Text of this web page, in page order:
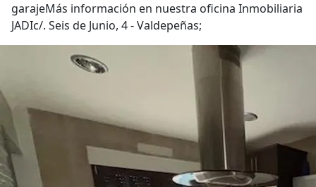
garajeMás información en nuestra oficina Inmobiliaria
JADIc/. Seis de Junio, 4 - Valdepeñas;